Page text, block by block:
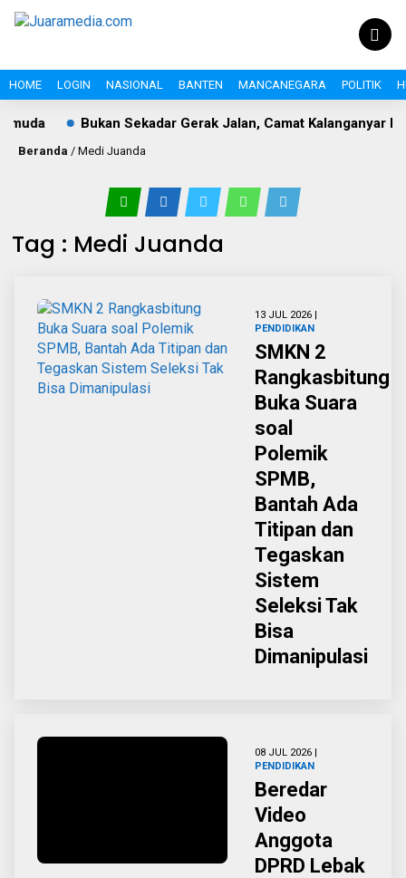
HOME LOGIN NASIONAL BANTEN MANCANEGARA POLITIK
Bukan Sekadar Gerak Jalan, Camat Kalanganyar
Beranda / Medi Juanda
Tag : Medi Juanda
13 JUL 2026 |
PENDIDIKAN
SMKN 2
Rangkasbitung
Buka Suara
soal
Polemik
SPMB,
Bantah Ada
Titipan dan
Tegaskan
Sistem
Seleksi Tak
Bisa
Dimanipulasi
08 JUL 2026 |
PENDIDIKAN
Beredar
Video
Anggota
DPRD Lebak